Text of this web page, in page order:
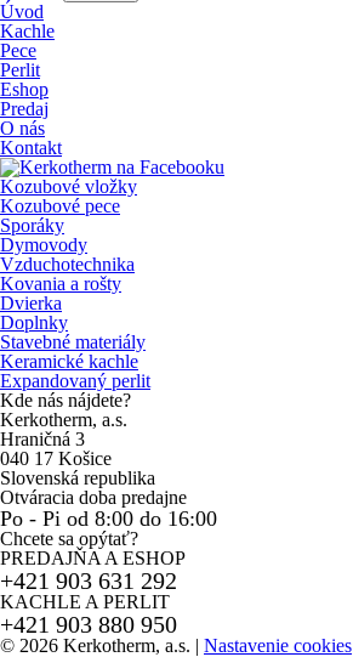
Úvod
Kachle
Pece
Perlit
Eshop
Predaj
O nás
Kontakt
Kozubové vložky
Kozubové pece
Sporáky
Dymovody
Vzduchotechnika
Kovania a rošty
Dvierka
Doplnky
Stavebné materiály
Keramické kachle
Expandovaný perlit
Kde nás nájdete?
Kerkotherm, a.s.
Hraničná 3
040 17 Košice
Slovenská republika
Otváracia doba predajne
Po - Pi od 8:00 do 16:00
Chcete sa opýtať?
PREDAJŇA A ESHOP
+421 903 631 292
KACHLE A PERLIT
+421 903 880 950
© 2026 Kerkotherm, a.s. | Nastavenie cookies